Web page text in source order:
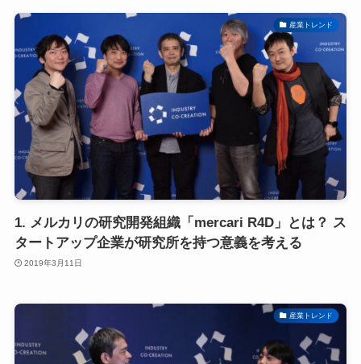
産業トレンド
1. メルカリの研究開発組織「mercari R4D」とは？ ス
タートアップ企業が研究所を持つ意義を考える
2019年3月11日
産業トレンド